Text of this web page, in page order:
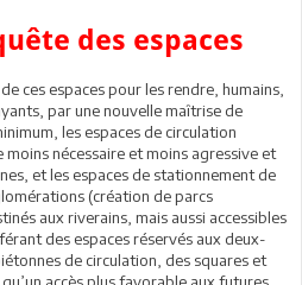
des espaces
ces espaces pour les rendre, humains,
par une nouvelle maîtrise de
les espaces de circulation
nécessaire et moins agressive et
et les espaces de stationnement de
(création de parcs
aux riverains, mais aussi accessibles
des espaces réservés aux deux-
de circulation, des squares et